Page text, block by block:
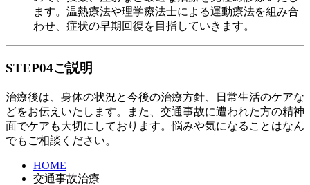
ます。温熱療法や理学療法士による運動療法を組み合
わせ、症状の早期回復を目指していきます。
STEP04ご説明
治療後は、身体の状況と今後の治療方針、日常生活のケアな
どをお伝えいたします。また、交通事故に遭われた方の精神
面でケアも大切にしております。悩みや気になることはなん
でもご相談ください。
HOME
交通事故治療